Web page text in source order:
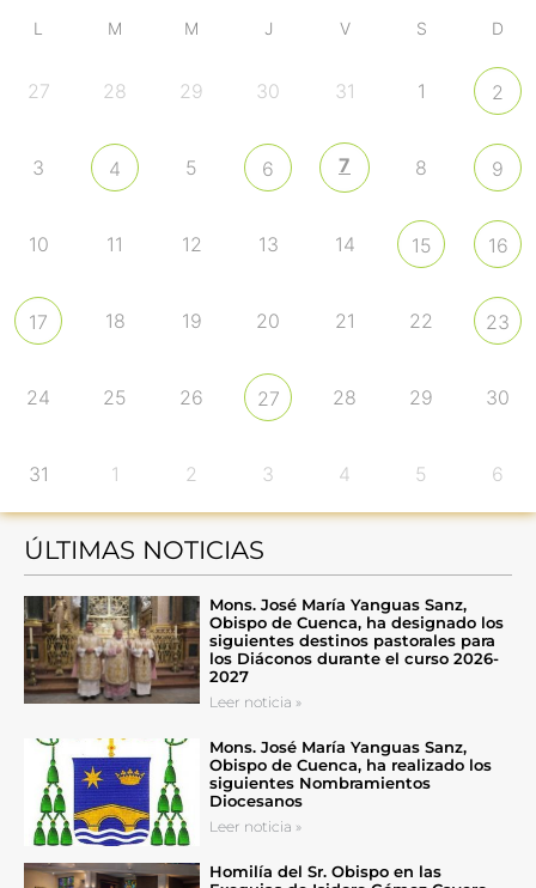
L M M J V S D
27 28 29 30 31 1 2
3 4 5 6 7 8 9
10 11 12 13 14 15 16
17 18 19 20 21 22 23
24 25 26 27 28 29 30
31 1 2 3 4 5 6
ÚLTIMAS NOTICIAS
Mons. José María Yanguas Sanz,
Obispo de Cuenca, ha designado los
siguientes destinos pastorales para
los Diáconos durante el curso 2026-
2027
Leer noticia »
Mons. José María Yanguas Sanz,
Obispo de Cuenca, ha realizado los
siguientes Nombramientos
Diocesanos
Leer noticia »
Homilía del Sr. Obispo en las